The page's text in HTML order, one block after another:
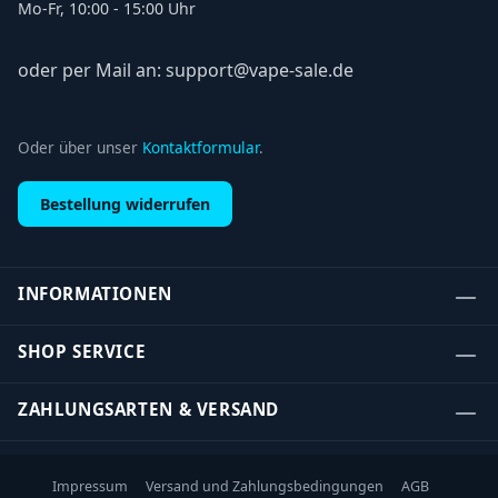
Mo-Fr, 10:00 - 15:00 Uhr
oder per Mail an: support@vape-sale.de
Oder über unser Kontaktformular.
Bestellung widerrufen
INFORMATIONEN
SHOP SERVICE
ZAHLUNGSARTEN & VERSAND
Impressum Versand und Zahlungsbedingungen AGB